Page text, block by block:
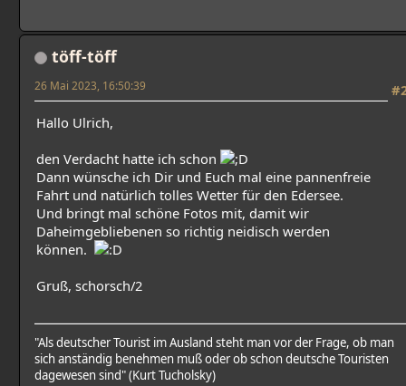
töff-töff
26 Mai 2023, 16:50:39
Hallo Ulrich,
den Verdacht hatte ich schon
Dann wünsche ich Dir und Euch mal eine pannenfreie
Fahrt und natürlich tolles Wetter für den Edersee.
Und bringt mal schöne Fotos mit, damit wir
Daheimgebliebenen so richtig neidisch werden
können.
Gruß, schorsch/2
"Als deutscher Tourist im Ausland steht man vor der Frage, ob man
sich anständig benehmen muß oder ob schon deutsche Touristen
dagewesen sind" (Kurt Tucholsky)